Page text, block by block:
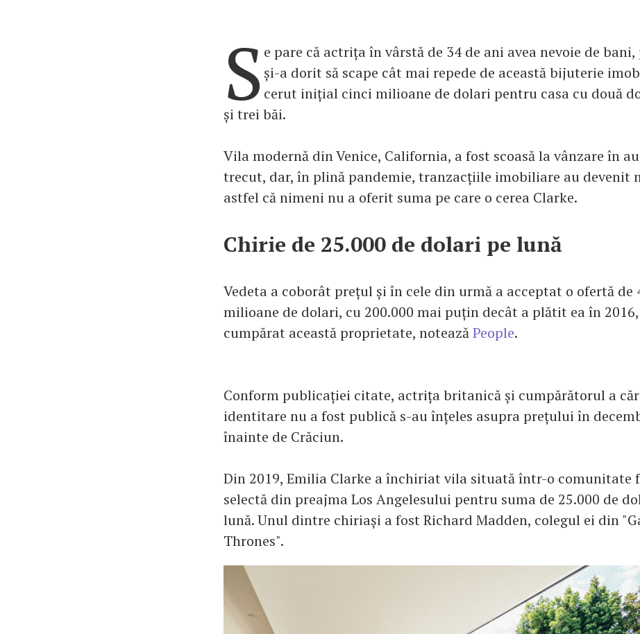
S e pare că actrița în vârstă de 34 de ani avea nevoie de
și-a dorit să scape cât mai repede de această bijuterie
cerut inițial cinci milioane de dolari pentru casa cu două
și trei băi.
Vila modernă din Venice, California, a fost scoasă la vânzare în
trecut, dar, în plină pandemie, tranzacțiile imobiliare au devenit
astfel că nimeni nu a oferit suma pe care o cerea Clarke.
Chirie de 25.000 de dolari pe lună
Vedeta a coborât prețul și în cele din urmă a acceptat o ofertă de
milioane de dolari, cu 200.000 mai puțin decât a plătit ea în
cumpărat această proprietate, noteazăPeople.
Conform publicației citate, actrița britanică și cumpărătorul a
identitare nu a fost publică s-au înțeles asupra prețului în
înainte de Crăciun.
Din 2019, Emilia Clarke a închiriat vila situată într-o comunitate
selectă din preajma Los Angelesului pentru suma de 25.000 de
lună. Unul dintre chiriași a fost Richard Madden, colegul ei din
Thrones".